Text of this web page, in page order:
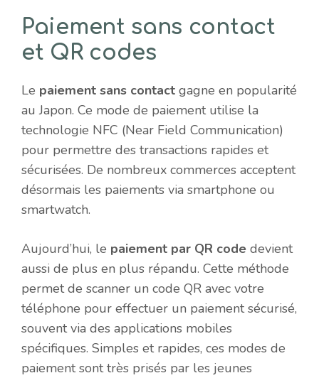
Paiement sans contact
et QR codes
Le paiement sans contact gagne en popularité
au Japon. Ce mode de paiement utilise la
technologie NFC (Near Field Communication)
pour permettre des transactions rapides et
sécurisées. De nombreux commerces acceptent
désormais les paiements via smartphone ou
smartwatch.
Aujourd’hui, le paiement par QR code devient
aussi de plus en plus répandu. Cette méthode
permet de scanner un code QR avec votre
téléphone pour effectuer un paiement sécurisé,
souvent via des applications mobiles
spécifiques. Simples et rapides, ces modes de
paiement sont très prisés par les jeunes